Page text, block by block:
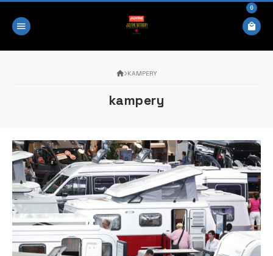
0
KAMPERY
kampery